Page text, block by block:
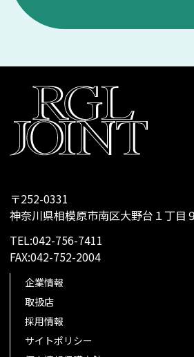
〒252-0331
神奈川県相模原市南区大野台１丁目
TEL:042-756-7411
FAX:042-752-2004
企業情報
取扱店
採用情報
サイトポリシー